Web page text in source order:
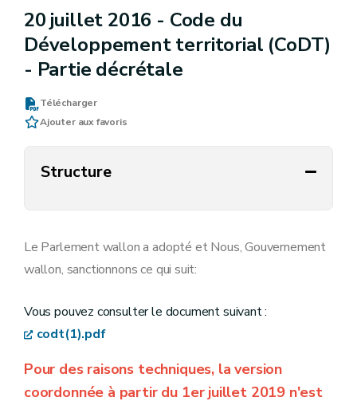
20 juillet 2016 - Code du
Développement territorial (CoDT)
- Partie décrétale
Télécharger
Ajouter aux favoris
Structure
Le Parlement wallon a adopté et Nous, Gouvernement
wallon, sanctionnons ce qui suit:
Vous pouvez consulter le document suivant :
codt(1).pdf
Pour des raisons techniques, la version
coordonnée à partir du 1er juillet 2019 n'est